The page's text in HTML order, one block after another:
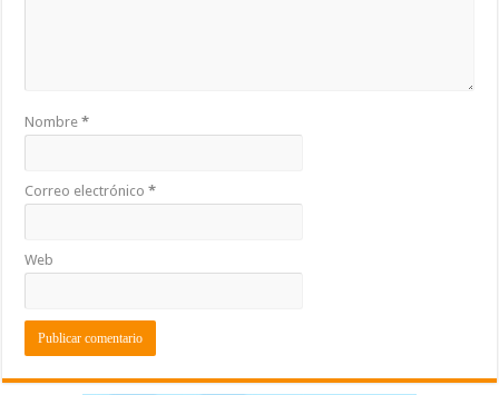
Nombre*
Correo electrónico*
Web